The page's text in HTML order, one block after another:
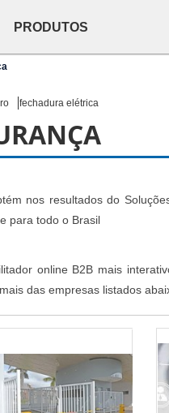
PRODUTOS
fechadura elétrica
nos resultados do
para todo o Brasil
online B2B mais
das empresas listados